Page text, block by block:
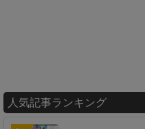
人気記事ランキング